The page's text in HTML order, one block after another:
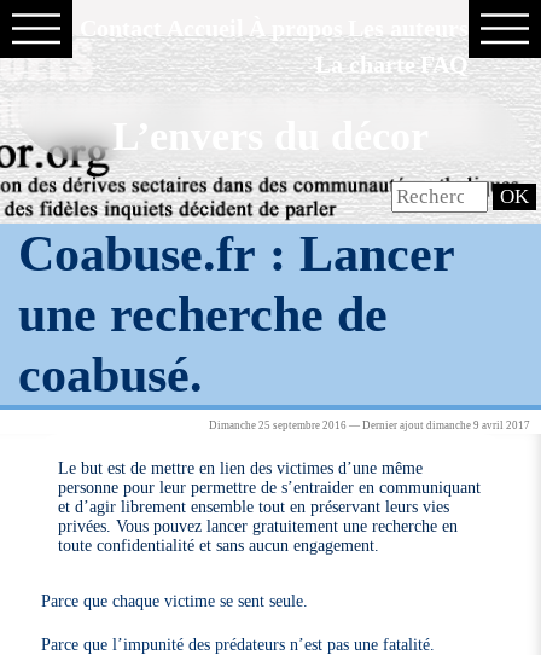
La charte FAQ
L’envers du décor
Coabuse.fr : Lancer
une recherche de
coabusé.
Dimanche 25 septembre 2016 — Dernier ajout dimanche 9 avril 2017
Le but est de mettre en lien des victimes d’une même
personne pour leur permettre de s’entraider en communiquant
et d’agir librement ensemble tout en préservant leurs vies
privées. Vous pouvez lancer gratuitement une recherche en
toute confidentialité et sans aucun engagement.
Parce que chaque victime se sent seule.
Parce que l’impunité des prédateurs n’est pas une fatalité.